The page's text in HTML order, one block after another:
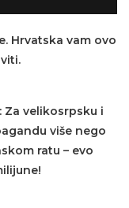
Hrvatska vam ovo
Za velikosrpsku i
više nego
ratu – evo